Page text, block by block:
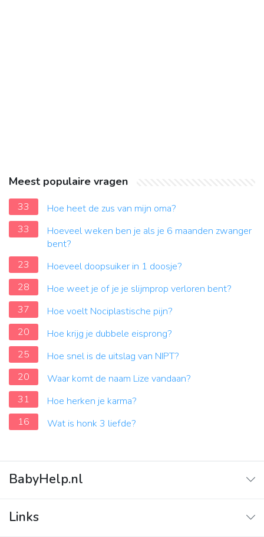
Meest populaire vragen
33
Hoe heet de zus van mijn oma?
33
Hoeveel weken ben je als je 6 maanden zwanger
bent?
23
Hoeveel doopsuiker in 1 doosje?
28
Hoe weet je of je je slijmprop verloren bent?
37
Hoe voelt Nociplastische pijn?
20
Hoe krijg je dubbele eisprong?
25
Hoe snel is de uitslag van NIPT?
20
Waar komt de naam Lize vandaan?
31
Hoe herken je karma?
16
Wat is honk 3 liefde?
BabyHelp.nl
Vraag & Antwoord
Links